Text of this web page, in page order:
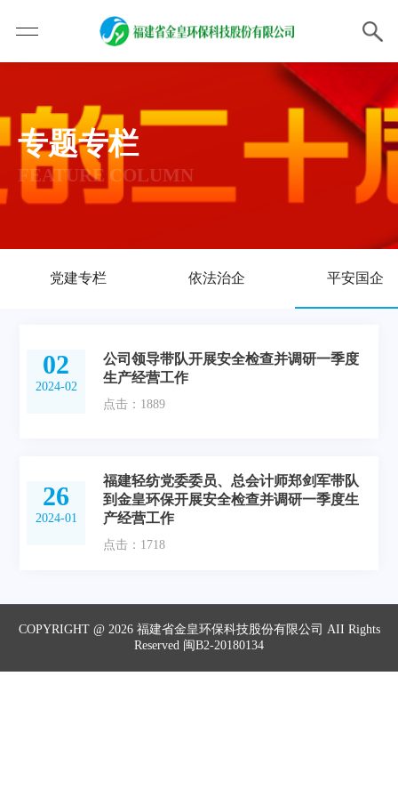
专题专栏
FEATURE COLUMN
党建专栏 依法治企 平安国企
02
2024-02
公司领导带队开展安全检查并调研一季度
生产经营工作
点击：1889
26
2024-01
福建轻纺党委委员、总会计师郑剑军带队
到金皇环保开展安全检查并调研一季度生
产经营工作
点击：1718
COPYRIGHT @ 2026 福建省金皇环保科技股份有限公司 AII Rights
Reserved 闽B2-20180134